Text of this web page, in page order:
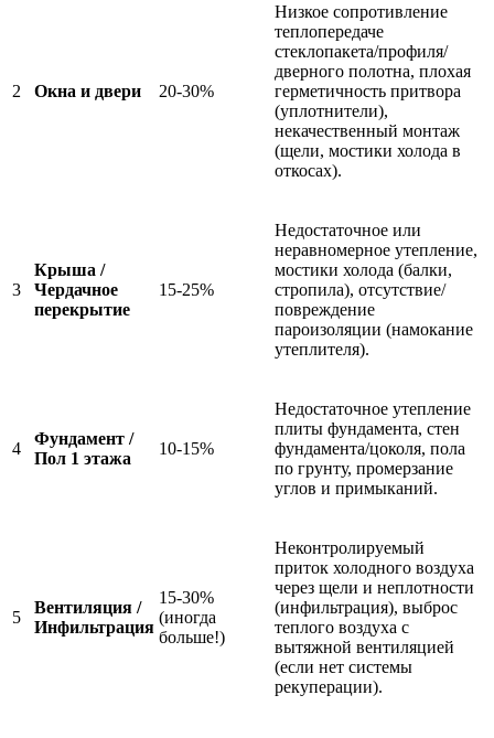
2 Окна и двери 20-30%
Низкое сопротивление
теплопередаче
стеклопакета/профиля/
дверного полотна, плохая
герметичность притвора
(уплотнители),
некачественный монтаж
(щели, мостики холода в
откосах).
3
Крыша /
Чердачное
перекрытие
15-25%
Недостаточное или
неравномерное утепление,
мостики холода (балки,
стропила), отсутствие/
повреждение
пароизоляции (намокание
утеплителя).
4
Фундамент /
Пол 1 этажа
10-15%
Недостаточное утепление
плиты фундамента, стен
фундамента/цоколя, пола
по грунту, промерзание
углов и примыканий.
5
Вентиляция /
Инфильтрация
15-30%
(иногда
больше!)
Неконтролируемый
приток холодного воздуха
через щели и неплотности
(инфильтрация), выброс
теплого воздуха с
вытяжной вентиляцией
(если нет системы
рекуперации).